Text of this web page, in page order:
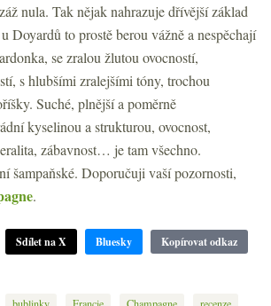
nula. Tak nějak nahrazuje dřívější základ
Doyardů to prostě berou vážně a nespěchají
se zralou žlutou ovocností,
s hlubšími zralejšími tóny, trochou
Suché, plnější a poměrně
kyselinou a strukturou, ovocnost,
zábavnost… je tam všechno.
šampaňské. Doporučuji vaší pozornosti,
.
Sdílet na X Bluesky Kopírovat odkaz